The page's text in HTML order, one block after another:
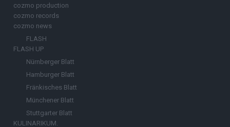
cozmo production
cozmo records
cozmo news
FLASH
FLASH UP
Nürnberger Blatt
Hamburger Blatt
Fränkisches Blatt
Münchener Blatt
Stuttgarter Blatt
KULINARIKUM.